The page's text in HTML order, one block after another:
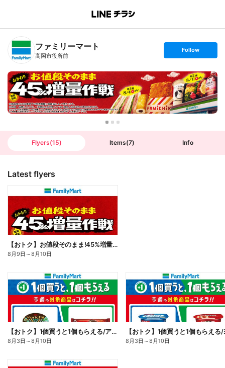
B
n
T
ファミリーマート
高岡市役所前
s
t
o
l
l
o
w
Follow
Flyers(15) Items(7) Info
Latest flyers
【おトク】お値段そのまま!45%増量作戦!
8月9日 ～8月10日
【おトク】1個買うと1個もらえる/アイス
8月3日 ～8月10日 8月3日 ～8月10日